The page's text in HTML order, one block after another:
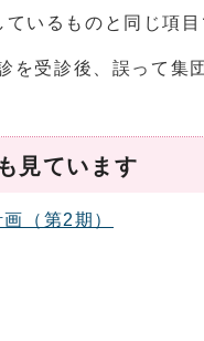
いるものと同じ項目
を受診後、誤って
見ています
（第2期）